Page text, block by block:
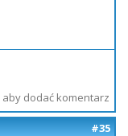
aby dodać komentarz
#35